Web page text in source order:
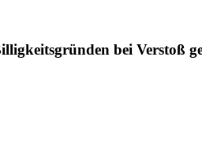
bei Verstoß